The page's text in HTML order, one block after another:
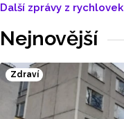
Další zprávy z rychlovek
Nejnovější
Zdraví